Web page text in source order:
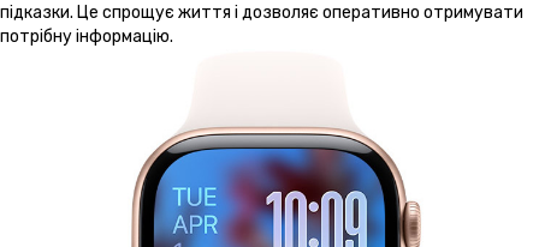
підказки. Це спрощує життя і дозволяє оперативно отримувати
потрібну інформацію.